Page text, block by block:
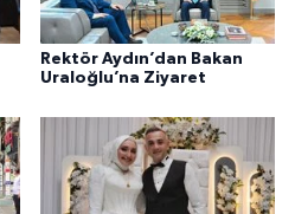
Rektör Aydın’dan Bakan
Uraloğlu’na Ziyaret